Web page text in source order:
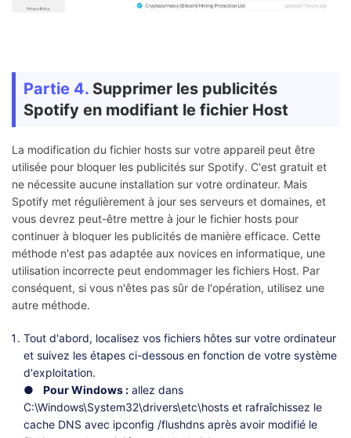
Partie 4. Supprimer les publicités
Spotify en modifiant le fichier Host
La modification du fichier hosts sur votre appareil peut être
utilisée pour bloquer les publicités sur Spotify. C'est gratuit et
ne nécessite aucune installation sur votre ordinateur. Mais
Spotify met régulièrement à jour ses serveurs et domaines, et
vous devrez peut-être mettre à jour le fichier hosts pour
continuer à bloquer les publicités de manière efficace. Cette
méthode n'est pas adaptée aux novices en informatique, une
utilisation incorrecte peut endommager les fichiers Host. Par
conséquent, si vous n'êtes pas sûr de l'opération, utilisez une
autre méthode.
Tout d'abord, localisez vos fichiers hôtes sur votre ordinateur
et suivez les étapes ci-dessous en fonction de votre système
d'exploitation.
● Pour Windows : allez dans
C:\Windows\System32\drivers\etc\hosts et rafraîchissez le
cache DNS avec ipconfig /flushdns après avoir modifié le